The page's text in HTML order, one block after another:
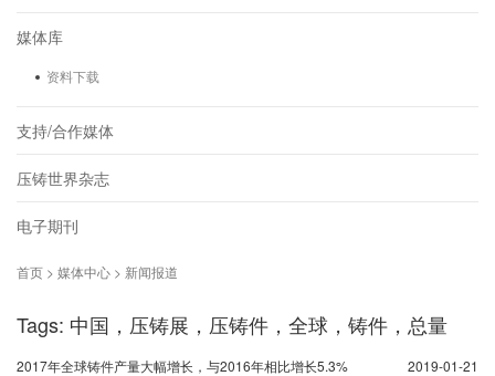
媒体库
资料下载
支持/合作媒体
压铸世界杂志
电子期刊
首页 > 媒体中心 > 新闻报道
Tags: 中国，压铸展，压铸件，全球，铸件，总量
2019-01-21
2017年全球铸件产量大幅增长，与2016年相比增长5.3%